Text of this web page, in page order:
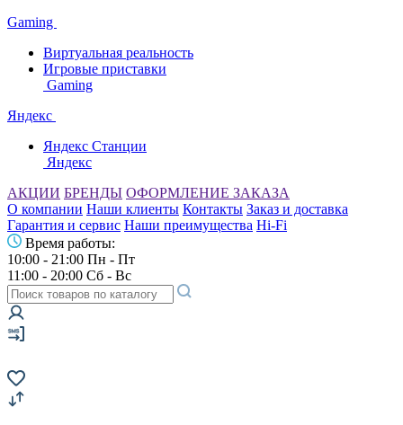
Gaming
Виртуальная реальность
Игровые приставки
Gaming
Яндекс
Яндекс Станции
Яндекс
АКЦИИ БРЕНДЫ ОФОРМЛЕНИЕ ЗАКАЗА
О компании Наши клиенты Контакты Заказ и доставка
Гарантия и сервис Наши преимущества Hi-Fi
Время работы:
10:00 - 21:00 Пн - Пт
11:00 - 20:00 Сб - Вс